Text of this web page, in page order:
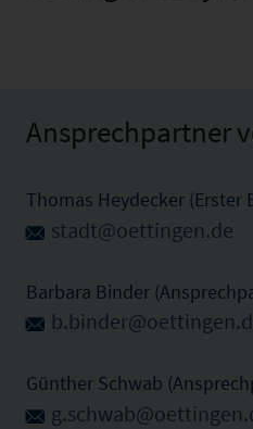
Ansprechpartner
Thomas Heydecker (Erster
stadt@oettingen.de
Barbara Binder
Günther Schwab